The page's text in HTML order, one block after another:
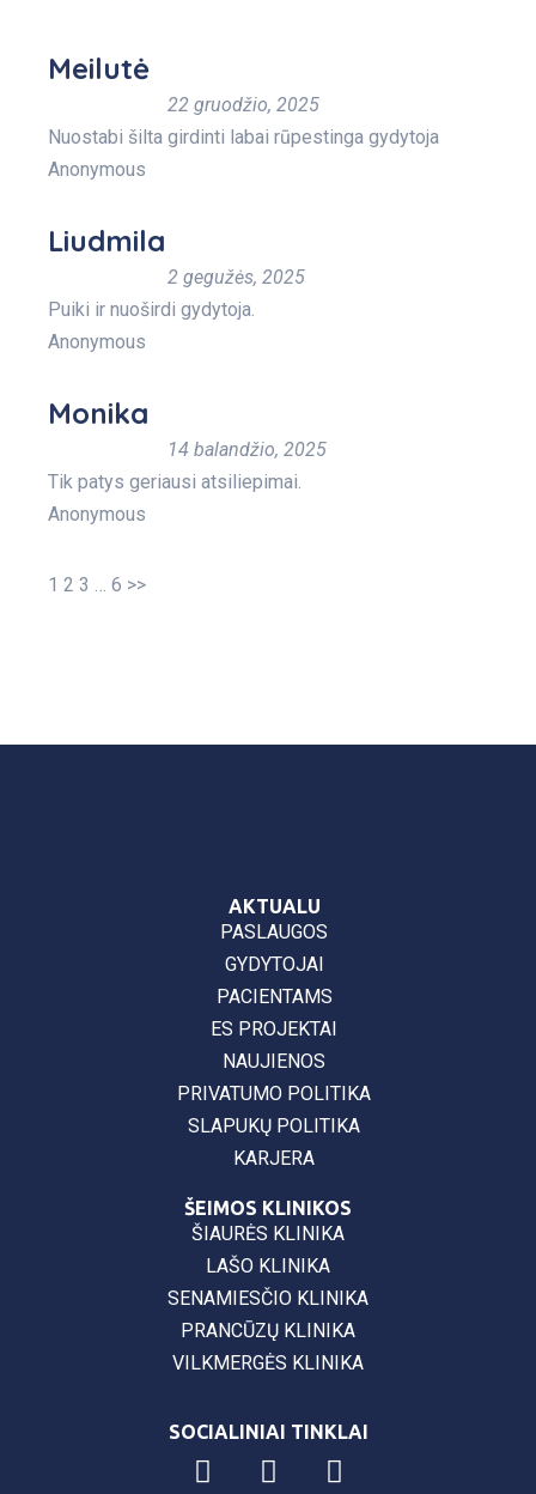
Meilutė
22 gruodžio, 2025
Nuostabi šilta girdinti labai rūpestinga gydytoja
Anonymous
Liudmila
2 gegužės, 2025
Puiki ir nuoširdi gydytoja.
Anonymous
Monika
14 balandžio, 2025
Tik patys geriausi atsiliepimai.
Anonymous
1 2 3 … 6 >>
AKTUALU
PASLAUGOS
GYDYTOJAI
PACIENTAMS
ES PROJEKTAI
NAUJIENOS
PRIVATUMO POLITIKA
SLAPUKŲ POLITIKA
KARJERA
ŠEIMOS KLINIKOS
ŠIAURĖS KLINIKA
LAŠO KLINIKA
SENAMIESČIO KLINIKA
PRANCŪZŲ KLINIKA
VILKMERGĖS KLINIKA
SOCIALINIAI TINKLAI